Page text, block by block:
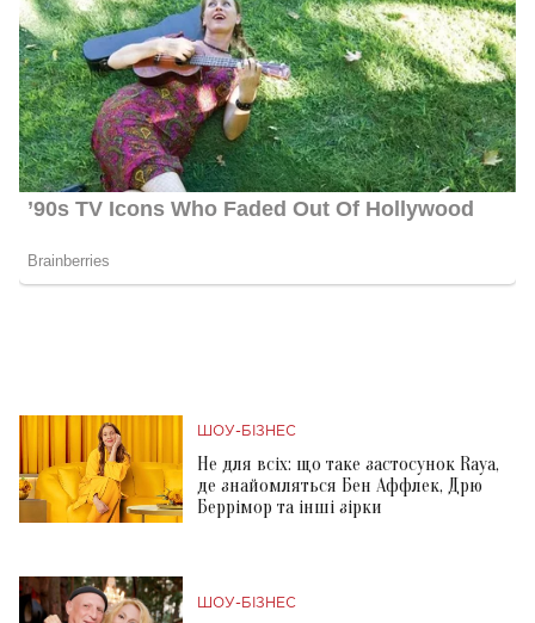
ШОУ-БІЗНЕС
Не для всіх: що таке застосунок Raya,
де знайомляться Бен Аффлек, Дрю
Беррімор та інші зірки
ШОУ-БІЗНЕС